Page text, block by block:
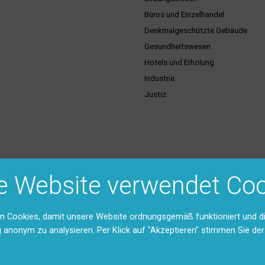
Büros und Einzelhandel
Denkmalgeschützte Gebäude
Gesundheitswesen
Hotels und Erholung
Industrie
Justiz
(DMS)
Vertriebsgebiete
Rücksendungen und Reparaturen
Feedback
Website verwendet
Cookies, damit unsere Website ordnungsgemäß funktioniert und
anonym zu analysieren. Per Klick auf "Akzeptieren" stimmen Sie